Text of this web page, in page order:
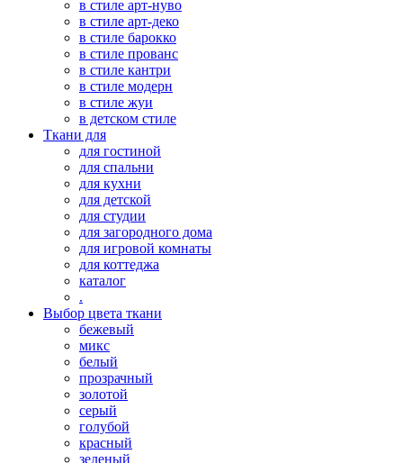
в стиле арт-нуво
в стиле арт-деко
в стиле барокко
в стиле прованс
в стиле кантри
в стиле модерн
в стиле жуи
в детском стиле
Ткани для
для гостиной
для спальни
для кухни
для детской
для студии
для загородного дома
для игровой комнаты
для коттеджа
каталог
.
Выбор цвета ткани
бежевый
микс
белый
прозрачный
золотой
серый
голубой
красный
зеленый